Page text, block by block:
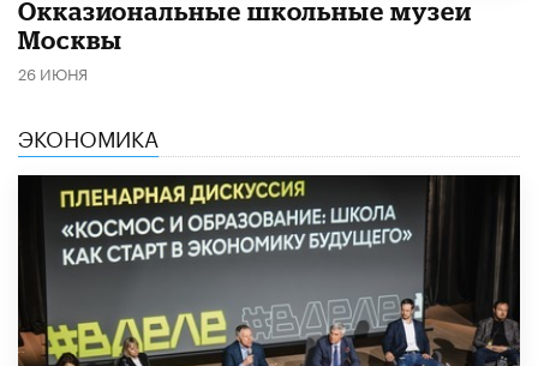
​Окказиональные школьные музеи
Москвы
26 ИЮНЯ
ЭКОНОМИКА